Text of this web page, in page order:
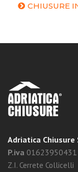
CHIUSURE
Adriatica Chiusure
P.iva 01623950431
Z.I. Cerrete Collicelli